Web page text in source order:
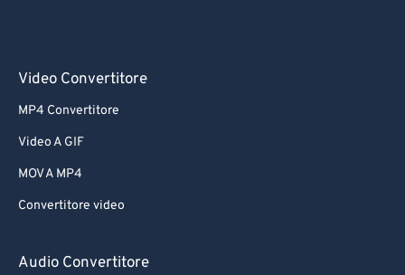
Video Convertitore
MP4 Convertitore
Video A GIF
MOV A MP4
Convertitore video
Audio Convertitore